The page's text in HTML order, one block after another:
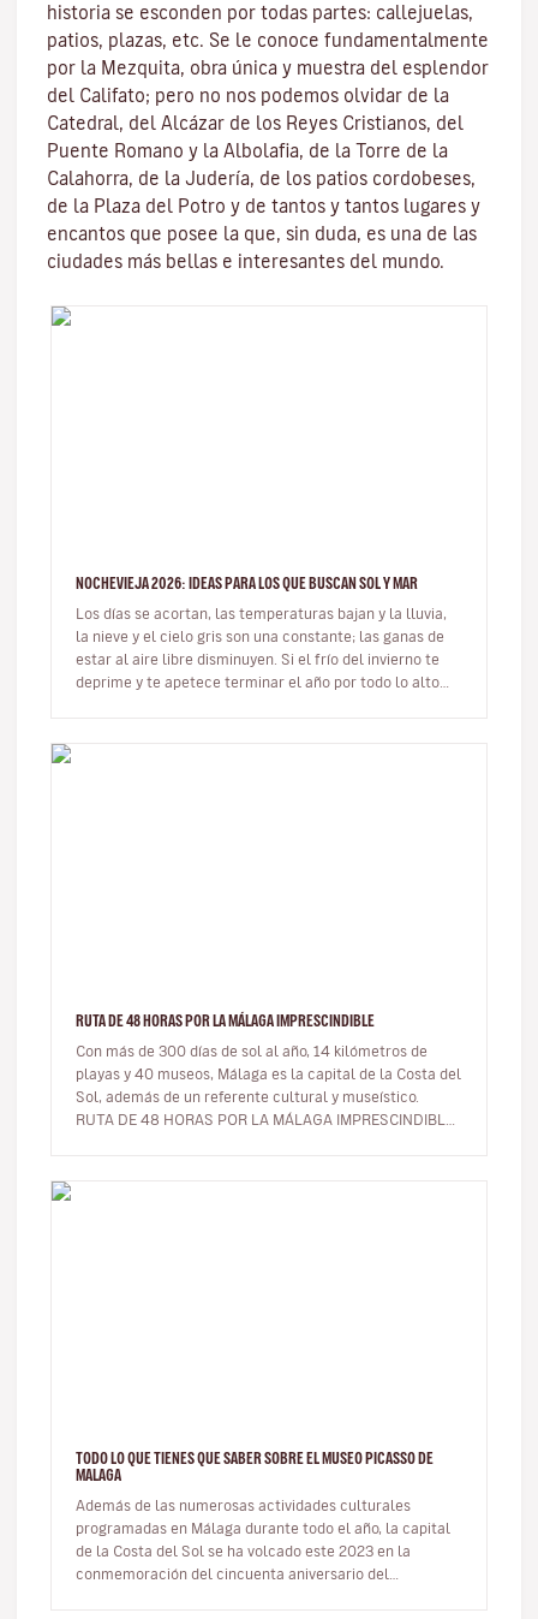
historia se esconden por todas partes: callejuelas,
patios, plazas, etc. Se le conoce fundamentalmente
por la Mezquita, obra única y muestra del esplendor
del Califato; pero no nos podemos olvidar de la
Catedral, del Alcázar de los Reyes Cristianos, del
Puente Romano y la Albolafia, de la Torre de la
Calahorra, de la Juderí­a, de los patios cordobeses,
de la Plaza del Potro y de tantos y tantos lugares y
encantos que posee la que, sin duda, es una de las
ciudades más bellas e interesantes del mundo.
NOCHEVIEJA 2026: IDEAS PARA LOS QUE BUSCAN SOL Y MAR
Los días se acortan, las temperaturas bajan y la lluvia,
la nieve y el cielo gris son una constante; las ganas de
estar al aire libre disminuyen. Si el frío del invierno te
deprime y te apetece terminar el año por todo lo alto
RUTA DE 48 HORAS POR LA MÁLAGA IMPRESCINDIBLE
Con más de 300 días de sol al año, 14 kilómetros de
playas y 40 museos, Málaga es la capital de la Costa del
Sol, además de un referente cultural y museístico.
RUTA DE 48 HORAS POR LA MÁLAGA IMPRESCINDIBLE
TODO LO QUE TIENES QUE SABER SOBRE EL MUSEO PICASSO DE
MALAGA
Además de las numerosas actividades culturales
programadas en Málaga durante todo el año, la capital
de la Costa del Sol se ha volcado este 2023 en la
conmemoración del cincuenta aniversario del